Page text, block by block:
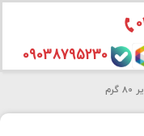
09038795230